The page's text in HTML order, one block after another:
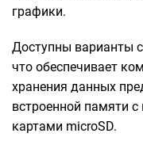
графики.
Доступны варианты
что обеспечивает
хранения данных
встроенной памяти
картами microSD.